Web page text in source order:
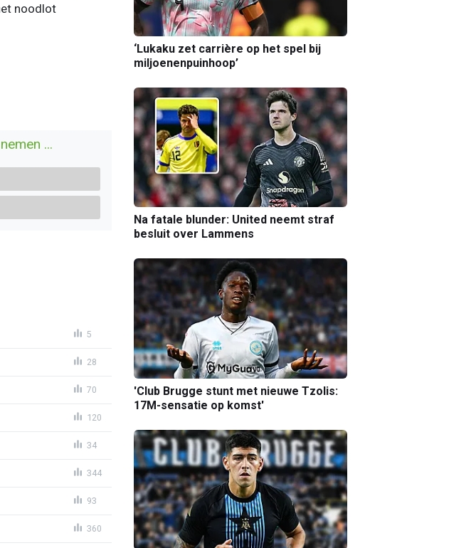
noodlot
...
5
28
70
120
34
344
93
360
‘Lukaku zet carrière op het spel bij
miljoenenpuinhoop’
Na fatale blunder: United neemt straf
besluit over Lammens
'Club Brugge stunt met nieuwe Tzolis:
17M-sensatie op komst'